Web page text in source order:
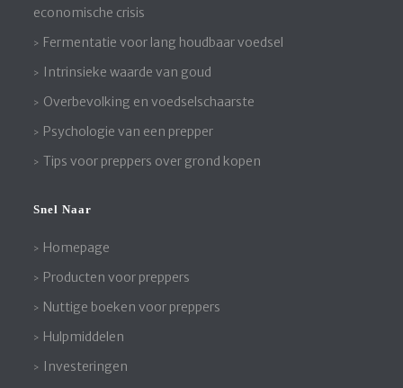
economische crisis
Fermentatie voor lang houdbaar voedsel
Intrinsieke waarde van goud
Overbevolking en voedselschaarste
Psychologie van een prepper
Tips voor preppers over grond kopen
Snel Naar
Homepage
Producten voor preppers
Nuttige boeken voor preppers
Hulpmiddelen
Investeringen